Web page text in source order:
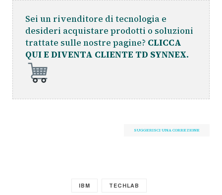
Sei un rivenditore di tecnologia e
desideri acquistare prodotti o soluzioni
trattate sulle nostre pagine? CLICCA
QUI E DIVENTA CLIENTE TD SYNNEX.
SUGGERISCI UNA CORREZIONE
IBM TECHLAB